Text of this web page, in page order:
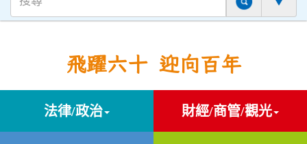
飛躍六十 迎向百年
法律/政治 財經/商管/觀光